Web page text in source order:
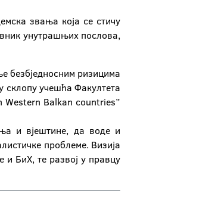
звања која се стичу
унутрашњих послова,
безбједносним ризицима
склопу учешћа Факултета
Western Balkan countries”
и вјештине, да воде и
проблеме. Визија
и БиХ, те развој у правцу